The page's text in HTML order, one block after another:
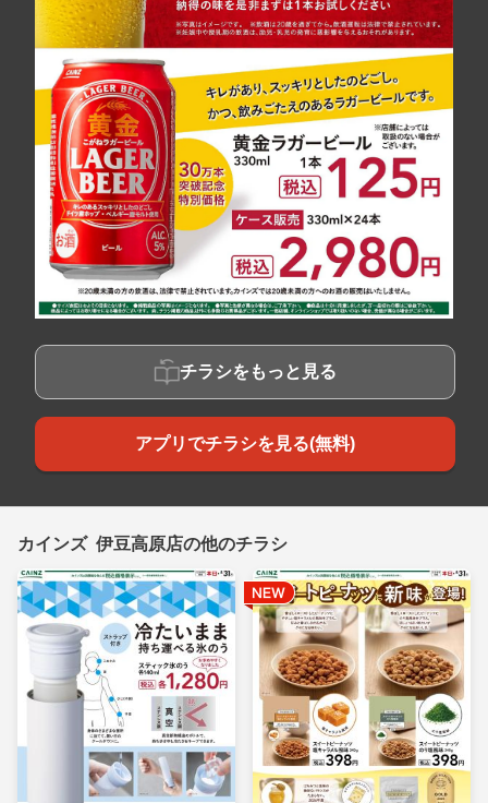
チラシをもっと見る
アプリでチラシを見る(無料)
カインズ 伊豆高原店の他のチラシ